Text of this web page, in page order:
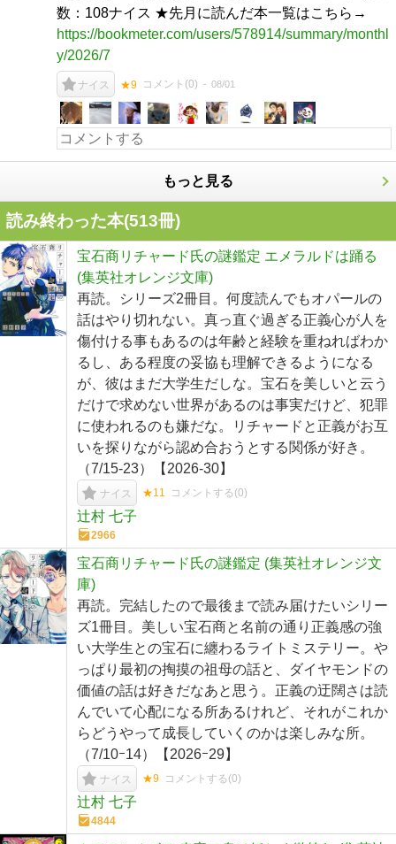
数：108ナイス ★先月に読んだ本一覧はこちら→
https://bookmeter.com/users/578914/summary/monthl
y/2026/7
ナイス ★9 コメント(0) 08/01
もっと見る
読み終わった本(513冊)
宝石商リチャード氏の謎鑑定 エメラルドは踊る
(集英社オレンジ文庫)
再読。シリーズ2冊目。何度読んでもオパールの
話はやり切れない。真っ直ぐ過ぎる正義心が人を
傷付ける事もあるのは年齢と経験を重ねればわか
るし、ある程度の妥協も理解できるようになる
が、彼はまだ大学生だしな。宝石を美しいと云う
だけで求めない世界があるのは事実だけど、犯罪
に使われるのも嫌だな。リチャードと正義がお互
いを探りながら認め合おうとする関係が好き。
（7/15-23）【2026-30】
ナイス ★11 コメントする(0)
辻村 七子
2966
宝石商リチャード氏の謎鑑定 (集英社オレンジ文
庫)
再読。完結したので最後まで読み届けたいシリー
ズ1冊目。美しい宝石商と名前の通り正義感の強
い大学生との宝石に纏わるライトミステリー。や
っぱり最初の掏摸の祖母の話と、ダイヤモンドの
価値の話は好きだなあと思う。正義の迂闊さは読
んでいて心配になる所あるけれど、それがこれか
らどうやって成長していくのかは楽しみな所。
（7/10ｰ14）【2026ｰ29】
ナイス ★9 コメントする(0)
辻村 七子
4844